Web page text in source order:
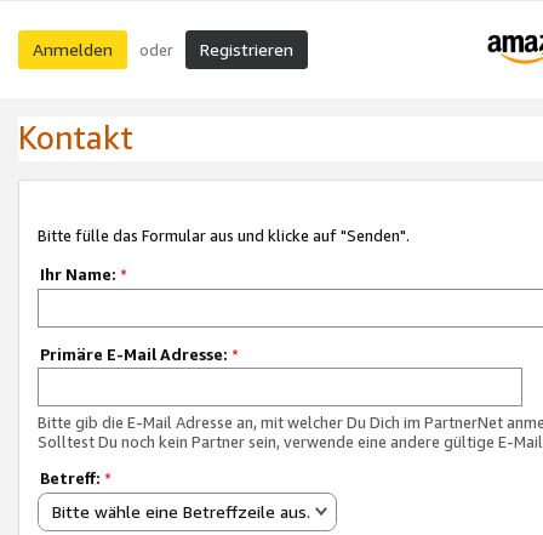
Anmelden oder Registrieren
Kontakt
Bitte fülle das Formular aus und klicke auf "Senden".
Ihr Name: *
Primäre E-Mail Adresse: *
Bitte gib die E-Mail Adresse an, mit welcher Du Dich im PartnerNet
Solltest Du noch kein Partner sein, verwende eine andere gültige E-
Betreff: *
Bitte wähle eine Betreffzeile aus.